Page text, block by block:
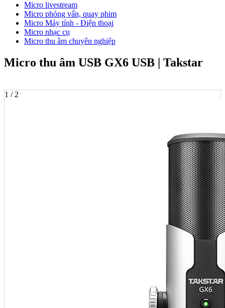
Micro livestream
Micro phỏng vấn, quay phim
Micro Máy tính - Điện thoại
Micro nhạc cụ
Micro thu âm chuyên nghiệp
Micro thu âm USB GX6 USB | Takstar
1 / 2